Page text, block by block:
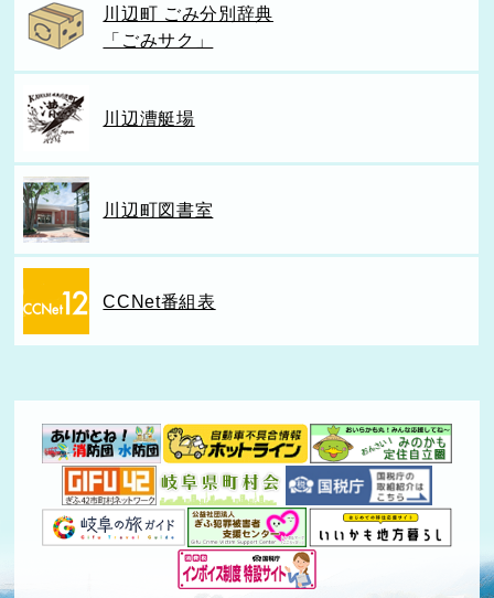
川辺町 ごみ分別辞典
「ごみサク」
川辺漕艇場
川辺町図書室
CCNet番組表